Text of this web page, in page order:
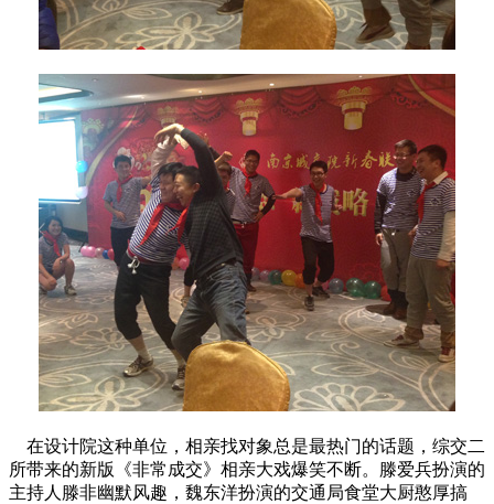
在设计院这种单位，相亲找对象总是最热门的话题，综交二
所带来的新版《非常成交》相亲大戏爆笑不断。滕爱兵扮演的
主持人滕非幽默风趣，魏东洋扮演的交通局食堂大厨憨厚搞